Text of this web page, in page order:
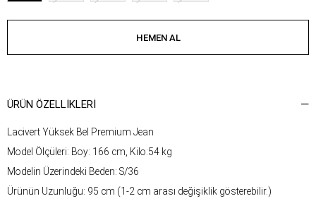
ÜRÜN ÖZELLIKLERI
Lacivert Yüksek Bel Premium Jean
Model Ölçüleri: Boy: 166 cm, Kilo:54 kg
Modelin Üzerindeki Beden: S/36
Ürünün Uzunluğu: 95 cm (1-2 cm arası değişiklik gösterebilir.)